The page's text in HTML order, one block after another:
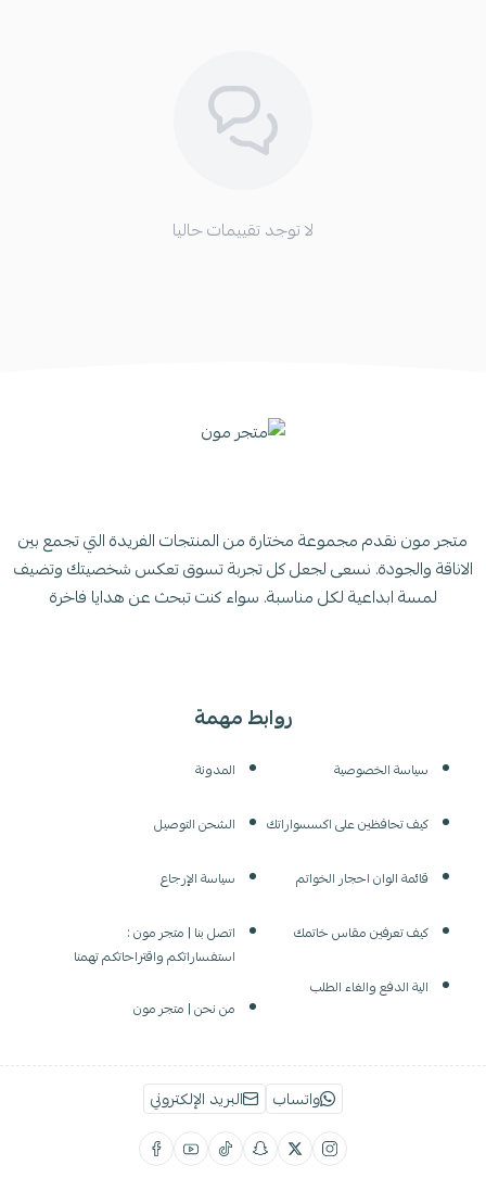
لا توجد تقييمات حاليا
روابط مهمة
سياسة الخصوصية
كيف تحافظين على اكسسواراتك
قائمة الوان احجار الخواتم
كيف تعرفين مقاس خاتمك
الية الدفع والغاء الطلب
المدونة
الشحن التوصيل
سياسة الإرجاع
اتصل بنا | متجر مون :
استفساراتكم واقتراحاتكم تهمنا
من نحن | متجر مون
متجر مون نقدم مجموعة مختارة من المنتجات الفريدة التي تجمع بين
الاناقة والجودة. نسعى لجعل كل تجربة تسوق تعكس شخصيتك وتضيف
لمسة ابداعية لكل مناسبة. سواء كنت تبحث عن هدايا فاخرة
واتساب البريد الإلكتروني